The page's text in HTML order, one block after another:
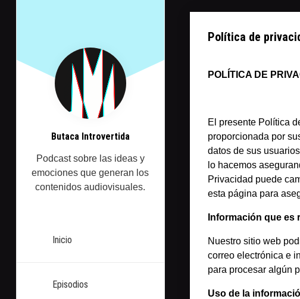
Butaca Introvertida
Podcast sobre las ideas y
emociones que generan los
contenidos audiovisuales.
Inicio
Episodios
Política de
POLÍTICA DE
El presente Política
proporcionada por
datos de sus
lo hacemos
Privacidad puede
esta página para
Información que es
Nuestro sitio web
correo electrónica e
para procesar algún
Uso de la